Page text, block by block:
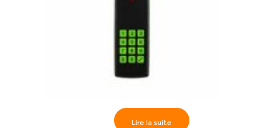
Lire la suite